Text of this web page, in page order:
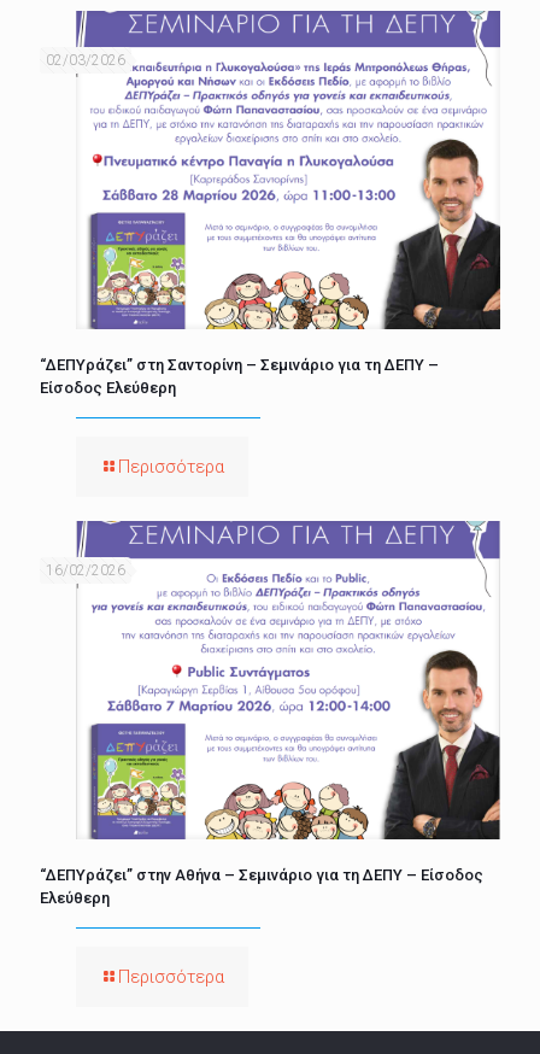
02/03/2026
“ΔΕΠΥράζει” στη Σαντορίνη – Σεμινάριο για τη ΔΕΠΥ –
Είσοδος Ελεύθερη
Περισσότερα
16/02/2026
“ΔΕΠΥράζει” στην Αθήνα – Σεμινάριο για τη ΔΕΠΥ – Είσοδος
Ελεύθερη
Περισσότερα